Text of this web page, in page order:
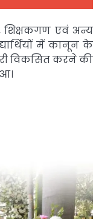
शिक्षकगण एवं अन्य
में कानून के
विकसित करने की